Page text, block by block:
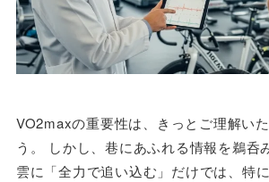
VO2maxの重要性は、きっとご理解い
う。 しかし、巷にあふれる情報を鵜呑
雲に「全力で追い込む」だけでは、特